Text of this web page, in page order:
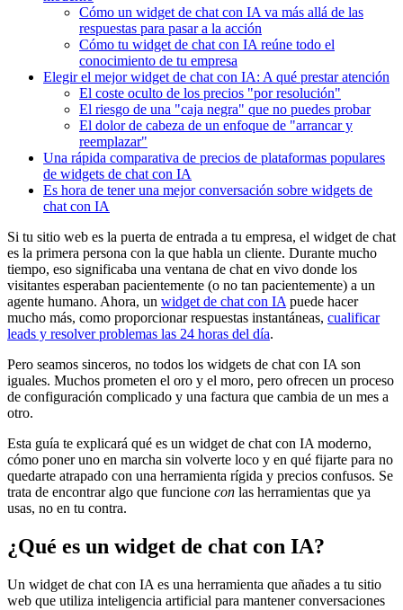
Cómo un widget de chat con IA va más allá de las
respuestas para pasar a la acción
Cómo tu widget de chat con IA reúne todo el
conocimiento de tu empresa
Elegir el mejor widget de chat con IA: A qué prestar atención
El coste oculto de los precios "por resolución"
El riesgo de una "caja negra" que no puedes probar
El dolor de cabeza de un enfoque de "arrancar y
reemplazar"
Una rápida comparativa de precios de plataformas populares
de widgets de chat con IA
Es hora de tener una mejor conversación sobre widgets de
chat con IA
Si tu sitio web es la puerta de entrada a tu empresa, el widget de chat
es la primera persona con la que habla un cliente. Durante mucho
tiempo, eso significaba una ventana de chat en vivo donde los
visitantes esperaban pacientemente (o no tan pacientemente) a un
agente humano. Ahora, un widget de chat con IA puede hacer
mucho más, como proporcionar respuestas instantáneas, cualificar
leads y resolver problemas las 24 horas del día.
Pero seamos sinceros, no todos los widgets de chat con IA son
iguales. Muchos prometen el oro y el moro, pero ofrecen un proceso
de configuración complicado y una factura que cambia de un mes a
otro.
Esta guía te explicará qué es un widget de chat con IA moderno,
cómo poner uno en marcha sin volverte loco y en qué fijarte para no
quedarte atrapado con una herramienta rígida y precios confusos. Se
trata de encontrar algo que funcione con las herramientas que ya
usas, no en tu contra.
¿Qué es un widget de chat con IA?
Un widget de chat con IA es una herramienta que añades a tu sitio
web que utiliza inteligencia artificial para mantener conversaciones